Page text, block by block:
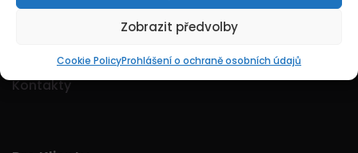
Zobrazit předvolby
Cookie PolicyProhlášení o ochraně osobních údajů
Kontakty